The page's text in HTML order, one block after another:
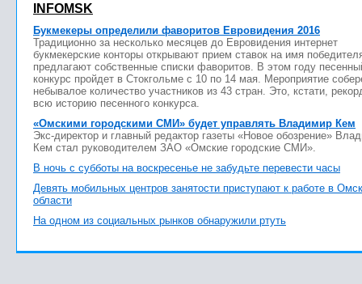
INFOMSK
Букмекеры определили фаворитов Евровидения 2016
Традиционно за несколько месяцев до Евровидения интернет
букмекерские конторы открывают прием ставок на имя
предлагают собственные списки фаворитов. В этом году
конкурс пройдет в Стокгольме с 10 по 14 мая. Мероприятие
небывалое количество участников из 43 стран. Это, кстати,
всю историю песенного конкурса.
«Омскими городскими СМИ» будет управлять Владимир Кем
Экс-директор и главный редактор газеты «Новое обозрение»
Кем стал руководителем ЗАО «Омские городские СМИ».
В ночь с субботы на воскресенье не забудьте перевести часы
Девять мобильных центров занятости приступают к работе в
области
На одном из социальных рынков обнаружили ртуть